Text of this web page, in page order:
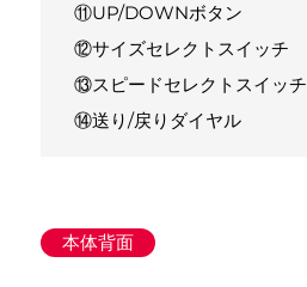
⑪UP/DOWNボタン
⑫サイズセレクトスイッチ
⑬スピードセレクトスイッチ
⑭送り/戻りダイヤル
本体背面